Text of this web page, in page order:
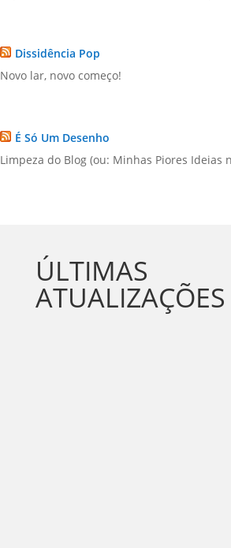
Dissidência Pop
Novo lar, novo começo!
É Só Um Desenho
Limpeza do Blog (ou: Minhas Piores Ideias
ÚLTIMAS
ATUALIZAÇÕES